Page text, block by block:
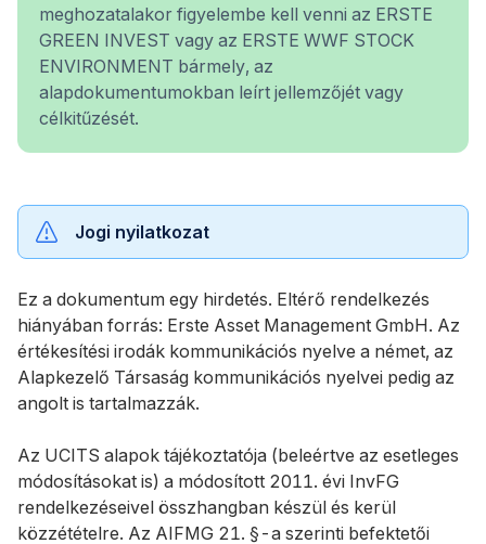
meghozatalakor figyelembe kell venni az ERSTE
GREEN INVEST vagy az ERSTE WWF STOCK
ENVIRONMENT bármely, az
alapdokumentumokban leírt jellemzőjét vagy
célkitűzését.
Jogi nyilatkozat
Ez a dokumentum egy hirdetés. Eltérő rendelkezés
hiányában forrás: Erste Asset Management GmbH. Az
értékesítési irodák kommunikációs nyelve a német, az
Alapkezelő Társaság kommunikációs nyelvei pedig az
angolt is tartalmazzák.
Az UCITS alapok tájékoztatója (beleértve az esetleges
módosításokat is) a módosított 2011. évi InvFG
rendelkezéseivel összhangban készül és kerül
közzétételre. Az AIFMG 21. §-a szerinti befektetői